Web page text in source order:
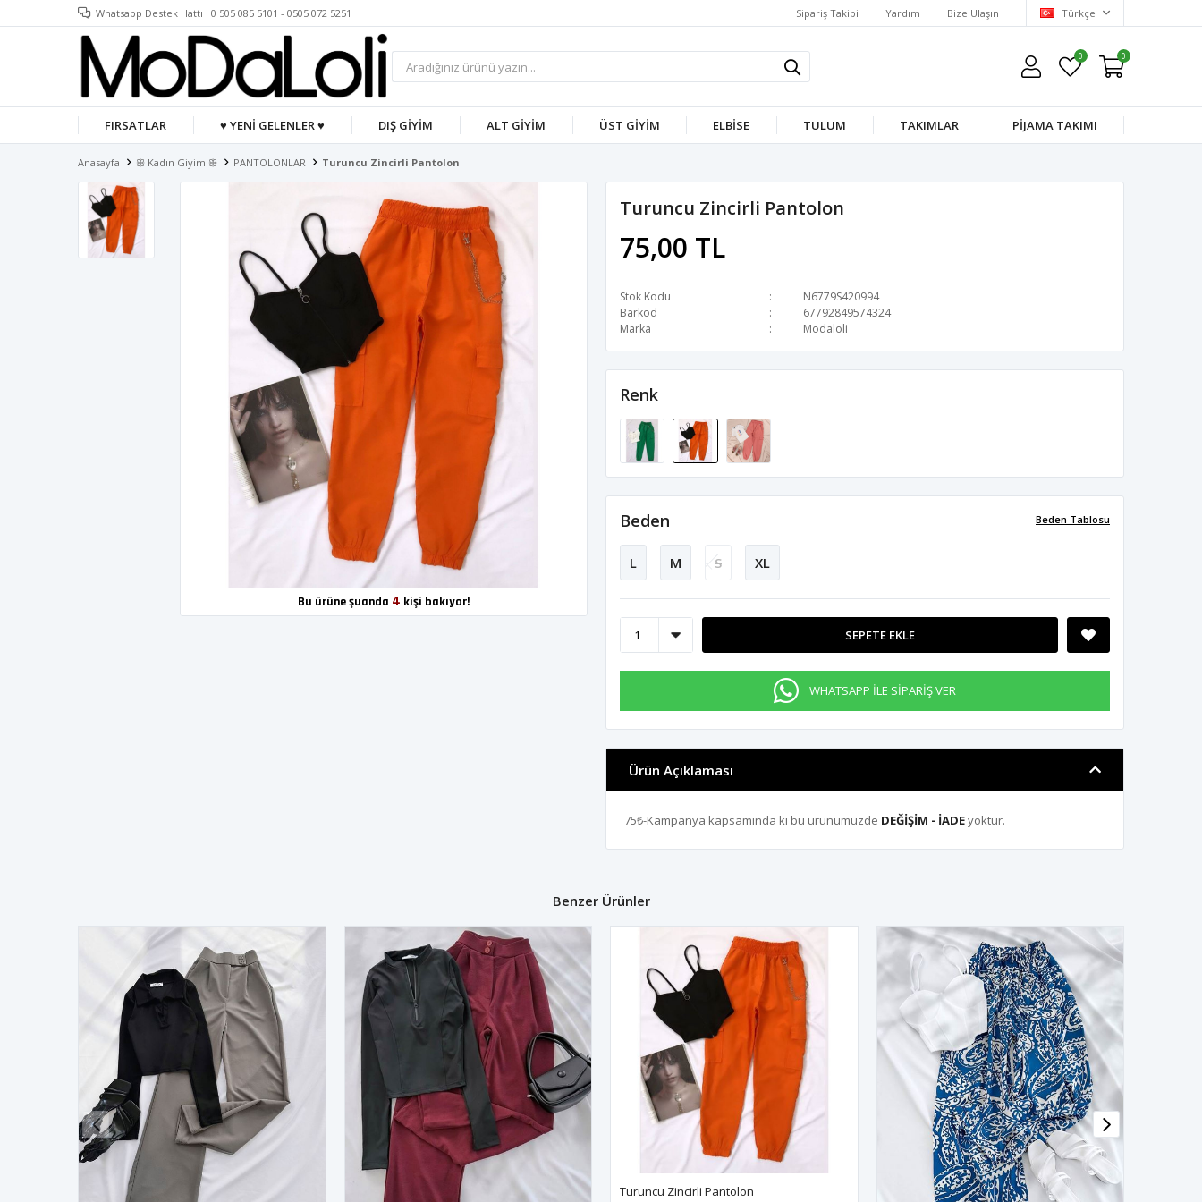
Whatsapp Destek Hattı : 0 505 085 5101 - 0505 072 5251 Sipariş Takibi Yardım Bize Ulaşın Türkçe
0 0
FIRSATLAR ♥ YENİ GELENLER ♥ DIŞ GİYİM ALT GİYİM ÜST GİYİM ELBİSE TULUM TAKIMLAR PİJAMA TAKIMI
Anasayfa ꕥ Kadın Giyim ꕥ PANTOLONLAR Turuncu Zincirli Pantolon
Bu ürüne şuanda 4 kişi bakıyor!
Turuncu Zincirli Pantolon
75,00 TL
Stok Kodu
N6779S420994
Barkod
67792849574324
Marka
Modaloli
Renk
Beden Tablosu
Beden
L M S XL
SEPETE EKLE
WHATSAPP İLE SİPARİŞ VER
Ürün Açıklaması
75₺-Kampanya kapsamında ki bu ürünümüzde DEĞİŞİM - İADEyoktur.
Benzer Ürünler
Turuncu Zincirli Pantolon